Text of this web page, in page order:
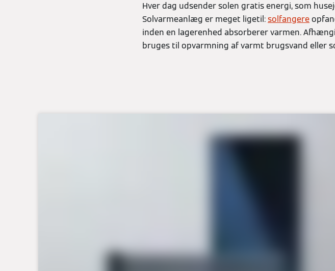
Hver dag udsender solen gratis energi, som
Solvarmeanlæg er meget ligetil:solfangere
inden en lagerenhed absorberer varmen.
bruges til opvarmning af varmt brugsvand eller